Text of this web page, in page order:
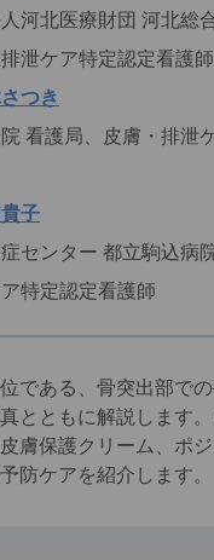
河北医療財団 河北総
泄ケア特定認定看護師
つき
看護局、皮膚・排泄
子
センター 都立駒込病
特定認定看護師
である、骨突出部で
とともに解説します
膚保護クリーム、ポ
防ケアを紹介します。